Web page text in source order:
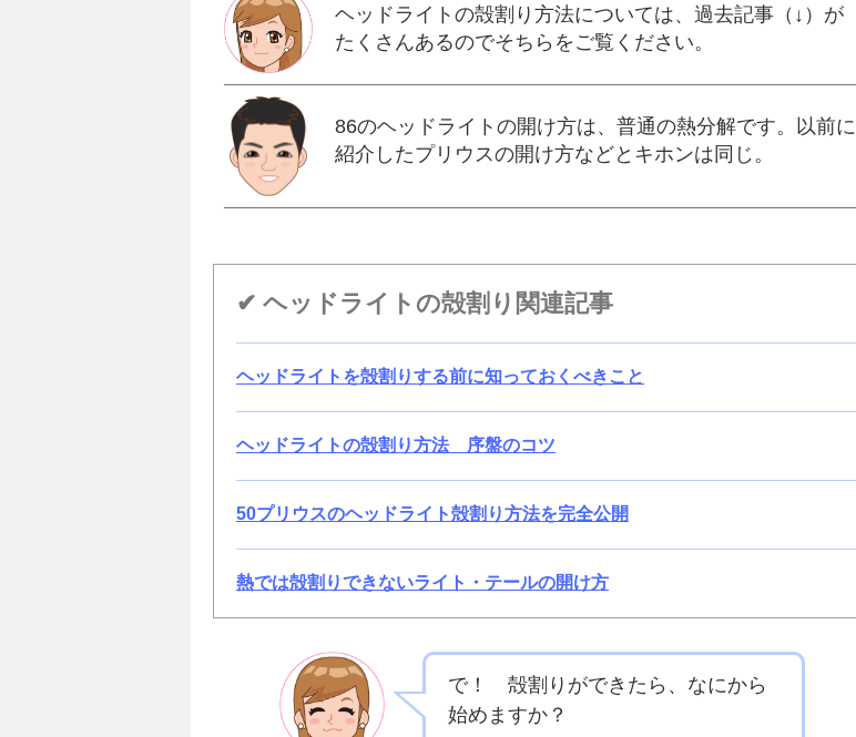
ヘッドライトの殻割り方法については、過去記事（↓）が
たくさんあるのでそちらをご覧ください。
86のヘッドライトの開け方は、普通の熱分解です。以前に
紹介したプリウスの開け方などとキホンは同じ。
✔ ヘッドライトの殻割り関連記事
ヘッドライトを殻割りする前に知っておくべきこと
ヘッドライトの殻割り方法 序盤のコツ
50プリウスのヘッドライト殻割り方法を完全公開
熱では殻割りできないライト・テールの開け方
で！ 殻割りができたら、なにから
始めますか？